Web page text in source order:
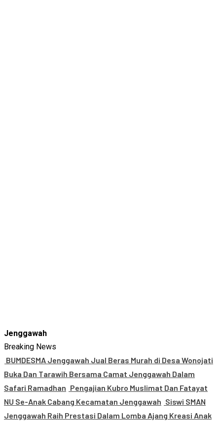
Jenggawah
Breaking News
BUMDESMA Jenggawah Jual Beras Murah di Desa Wonojati
Buka Dan Tarawih Bersama Camat Jenggawah Dalam
Safari Ramadhan Pengajian Kubro Muslimat Dan Fatayat
NU Se-Anak Cabang Kecamatan Jenggawah Siswi SMAN
Jenggawah Raih Prestasi Dalam Lomba Ajang Kreasi Anak